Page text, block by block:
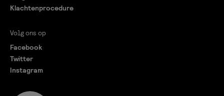
Klachtenprocedure
Volg ons op
Facebook
Twitter
Instagram